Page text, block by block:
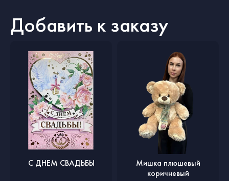
Добавить к заказу
С ДНЕМ СВАДЬБЫ
Мишка плюшевый
коричневый